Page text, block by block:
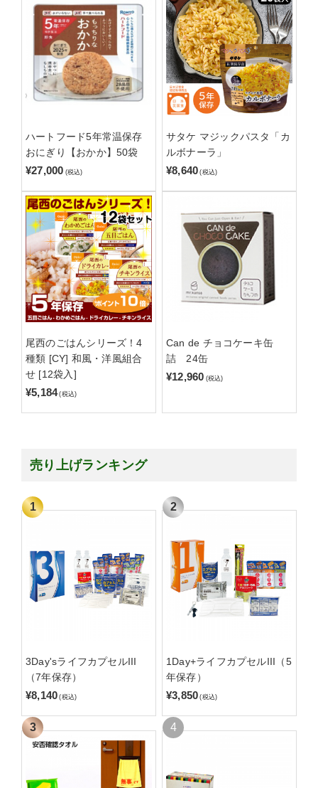
ハートフード5年常温保存
おにぎり【おかか】50袋
¥27,000 (税込)
サタケ マジックパスタ「カ
ルボナーラ」
¥8,640 (税込)
尾西のごはんシリーズ！4
種類 [CY] 和風・洋風組合
せ [12袋入]
¥5,184 (税込)
Can de チョコケーキ缶
詰 24缶
¥12,960 (税込)
売り上げランキング
3Day'sライフカプセルIII
（7年保存）
¥8,140 (税込)
1Day+ライフカプセルIII（5
年保存）
¥3,850 (税込)